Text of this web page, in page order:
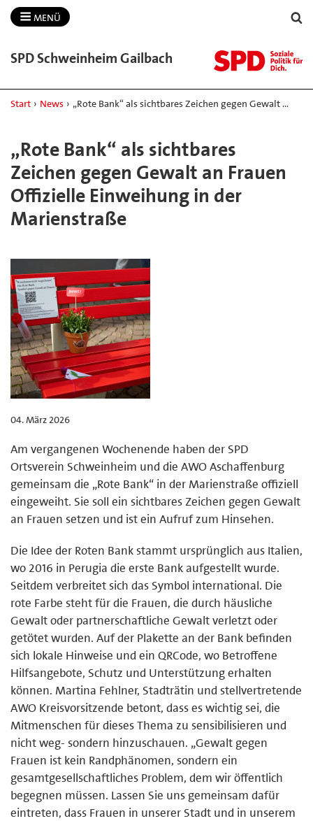
MENÜ
SPD Schweinheim Gailbach
Start › News › „Rote Bank“ als sichtbares Zeichen gegen Gewalt …
„Rote Bank“ als sichtbares
Zeichen gegen Gewalt an Frauen
Offizielle Einweihung in der
Marienstraße
04. März 2026
Am vergangenen Wochenende haben der SPD
Ortsverein Schweinheim und die AWO Aschaffenburg
gemeinsam die „Rote Bank“ in der Marienstraße offiziell
eingeweiht. Sie soll ein sichtbares Zeichen gegen Gewalt
an Frauen setzen und ist ein Aufruf zum Hinsehen.
Die Idee der Roten Bank stammt ursprünglich aus Italien,
wo 2016 in Perugia die erste Bank aufgestellt wurde.
Seitdem verbreitet sich das Symbol international. Die
rote Farbe steht für die Frauen, die durch häusliche
Gewalt oder partnerschaftliche Gewalt verletzt oder
getötet wurden. Auf der Plakette an der Bank befinden
sich lokale Hinweise und ein QRCode, wo Betroffene
Hilfsangebote, Schutz und Unterstützung erhalten
können. Martina Fehlner, Stadträtin und stellvertretende
AWO Kreisvorsitzende betont, dass es wichtig sei, die
Mitmenschen für dieses Thema zu sensibilisieren und
nicht weg- sondern hinzuschauen. „Gewalt gegen
Frauen ist kein Randphänomen, sondern ein
gesamtgesellschaftliches Problem, dem wir öffentlich
begegnen müssen. Lassen Sie uns gemeinsam dafür
eintreten, dass Frauen in unserer Stadt und in unserem